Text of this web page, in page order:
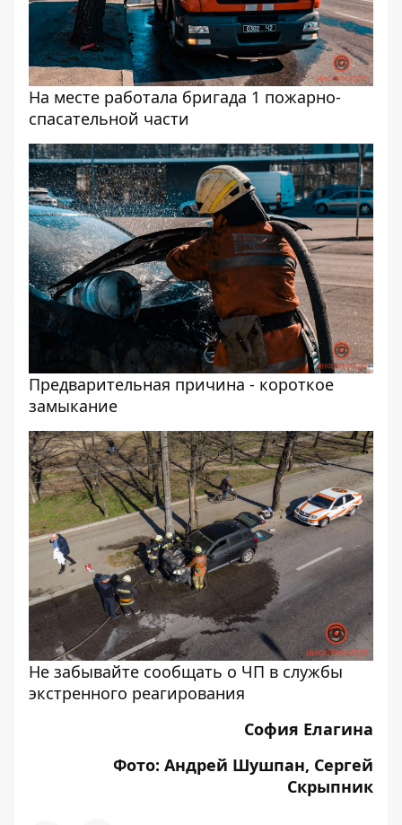
На месте работала бригада 1 пожарно-
спасательной части
Предварительная причина - короткое
замыкание
Не забывайте сообщать о ЧП в службы
экстренного реагирования
София Елагина
Фото: Андрей Шушпан, Сергей
Скрыпник